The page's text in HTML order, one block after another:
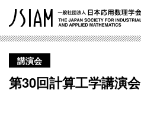
講演会
第30回計算工学講演会